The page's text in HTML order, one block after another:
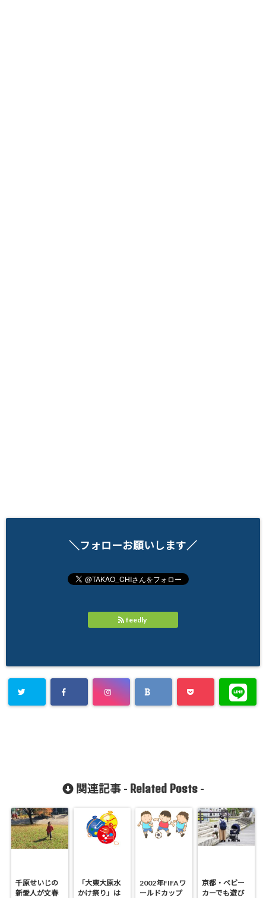
＼フォローお願いします／
feedly
関連記事 - Related Posts-
千原せいじの
新愛人が文春
「大東大原水
かけ祭り」は
2002年FIFAワ
ールドカップ
京都・ベビー
カーでも遊び